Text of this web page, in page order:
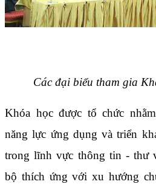
Các đại biểu tham gia
Khóa học được tổ chức
năng lực ứng dụng và triển
trong lĩnh vực thông tin - thư
bộ thích ứng với xu hướng